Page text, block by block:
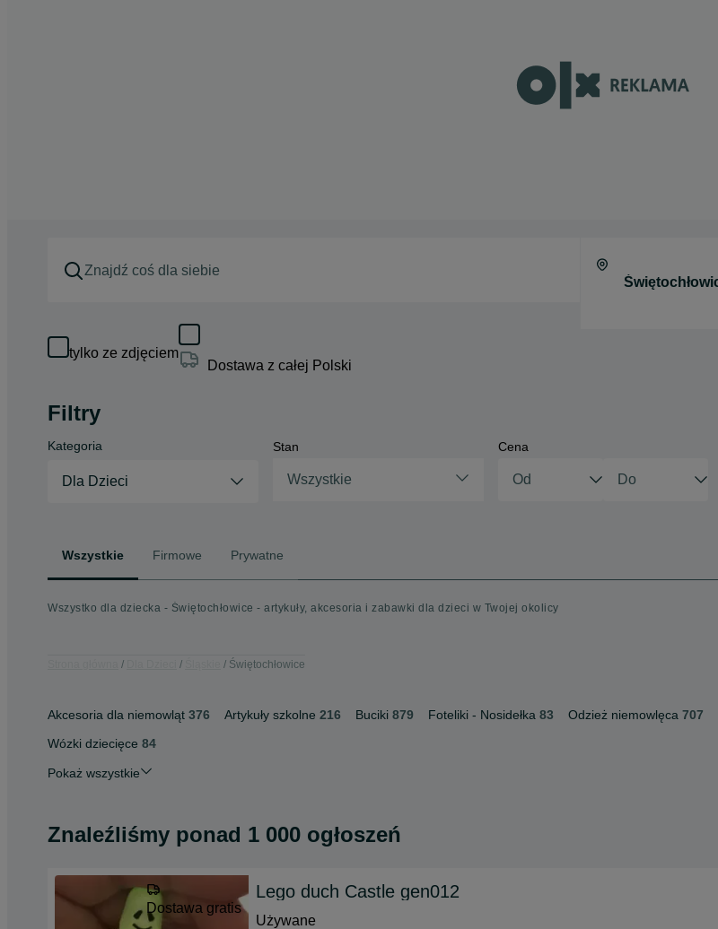
tylko ze zdjęciem
Dostawa z całej Polski
Filtry
Kategoria
Dla Dzieci
Stan
Wszystkie
Cena
Wszystkie Firmowe Prywatne
Wszystko dla dziecka - Świętochłowice - artykuły, akcesoria i zabawki dla dzieci w Twojej okolicy
Świętochłowice
Akcesoria dla niemowląt 376 Artykuły szkolne 216 Buciki 879 Foteliki - Nosidełka 83 Odzież niemowlęca 707
Wózki dziecięce 84
Pokaż wszystkie
Znaleźliśmy ponad 1 000 ogłoszeń
Dostawa gratis
Lego duch Castle gen012
Używane